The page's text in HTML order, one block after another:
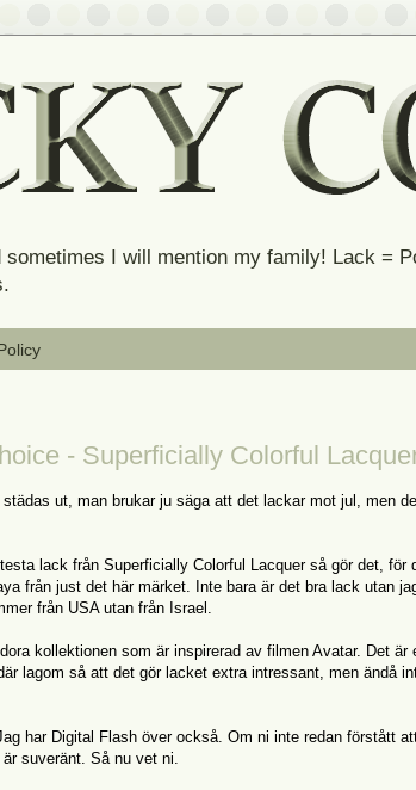
I will mention my family! Lack =
- Superficially Colorful
ut, man brukar ju säga att det lackar mot jul, men
lack från Superficially Colorful Lacquer så gör det, för
från just det här märket. Inte bara är det bra lack utan
från USA utan från Israel.
kollektionen som är inspirerad av filmen Avatar. Det är
lagom så att det gör lacket extra intressant, men ändå
har Digital Flash över också. Om ni inte redan förstått
suveränt. Så nu vet ni.